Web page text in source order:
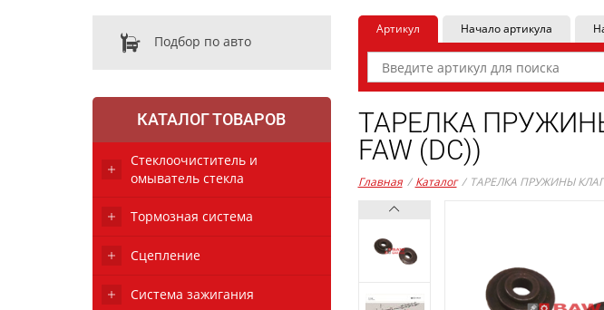
Подбор по авто
КАТАЛОГ ТОВАРОВ
Стеклоочиститель и
омыватель стекла
Тормозная система
Сцепление
Система зажигания
Артикул Начало артикула
ТАРЕЛКА ПРУЖИНЫ
FAW (DC))
Главная / Каталог / ТАРЕЛКА ПРУЖИНЫ